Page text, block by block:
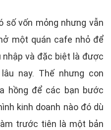
số vốn mỏng nhưng vẫn
một quán cafe nhỏ để
và đặc biệt là được
nay. Thế nhưng con
hồng để các bạn bước
kinh doanh nào đó dù
trước tiên là một bản